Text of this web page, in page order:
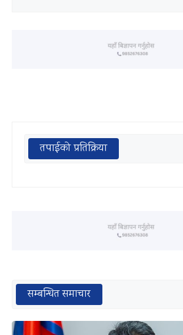
तपाईको प्रतिक्रिया
सम्बन्धित समाचार